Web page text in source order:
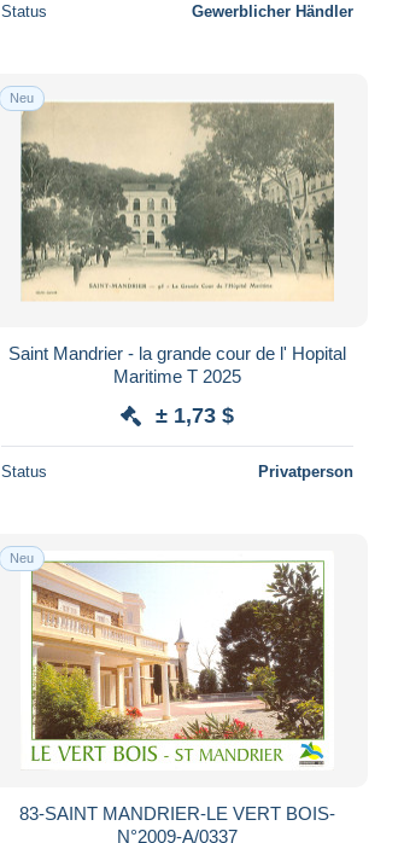
Status Gewerblicher Händler
Neu
Saint Mandrier - la grande cour de l' Hopital
Maritime T 2025
± 1,73 $
Status Privatperson
Neu
83-SAINT MANDRIER-LE VERT BOIS-
N°2009-A/0337